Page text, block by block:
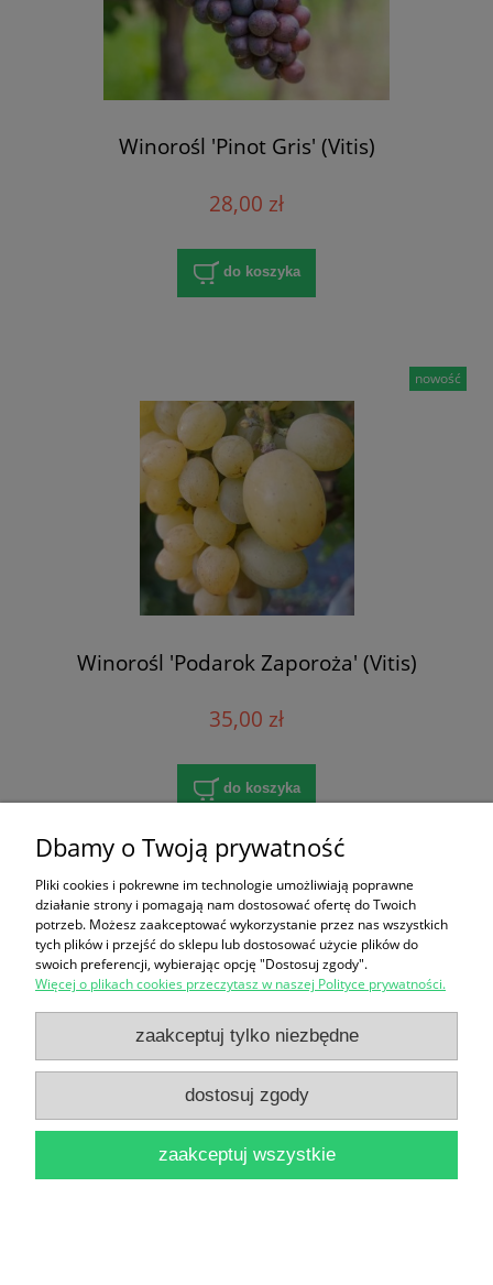
Winorośl 'Pinot Gris' (Vitis)
28,00 zł
do koszyka
Winorośl 'Podarok Zaporoża' (Vitis)
35,00 zł
do koszyka
nowość
Winorośl 'Prairie Star' (Vitis)
Dbamy o Twoją prywatność
Pliki cookies i pokrewne im technologie umożliwiają poprawne
działanie strony i pomagają nam dostosować ofertę do Twoich
potrzeb. Możesz zaakceptować wykorzystanie przez nas wszystkich
tych plików i przejść do sklepu lub dostosować użycie plików do
swoich preferencji, wybierając opcję "Dostosuj zgody".
Więcej o plikach cookies przeczytasz w naszej Polityce prywatności.
zaakceptuj tylko niezbędne
dostosuj zgody
zaakceptuj wszystkie